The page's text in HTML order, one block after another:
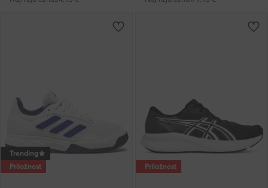
Trending
Priložnost
Priložnost